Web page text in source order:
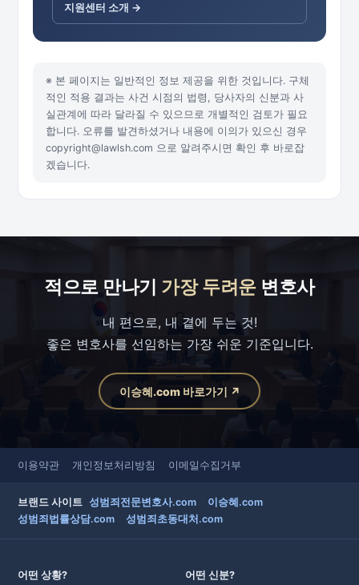
지원센터 소개 →
※ 본 페이지는 일반적인 정보 제공을 위한 것입니다. 구체
적인 적용 결과는 사건 시점의 법령, 당사자의 신분과 사
실관계에 따라 달라질 수 있으므로 개별적인 검토가 필요
합니다. 오류를 발견하셨거나 내용에 이의가 있으신 경우
copyright@lawlsh.com 으로 알려주시면 확인 후 바로잡
겠습니다.
적으로 만나기 가장 두려운변호사
내 편으로, 내 곁에 두는 것!
좋은 변호사를 선임하는 가장 쉬운 기준입니다.
이승혜.com 바로가기 ↗
이용약관 개인정보처리방침 이메일수집거부
브랜드 사이트 성범죄전문변호사.com
이승혜.com
성범죄법률상담.com
성범죄초동대처.com
어떤 상황?
어떤 신분?